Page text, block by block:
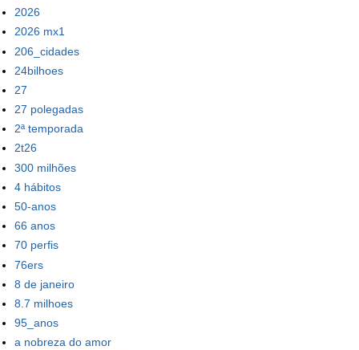
2026
2026 mx1
206_cidades
24bilhoes
27
27 polegadas
2ª temporada
2t26
300 milhões
4 hábitos
50-anos
66 anos
70 perfis
76ers
8 de janeiro
8.7 milhoes
95_anos
a nobreza do amor